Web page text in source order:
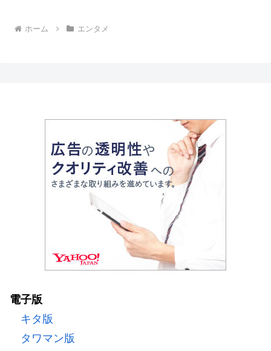
ホーム エンタメ
電子版
キタ版
タワマン版